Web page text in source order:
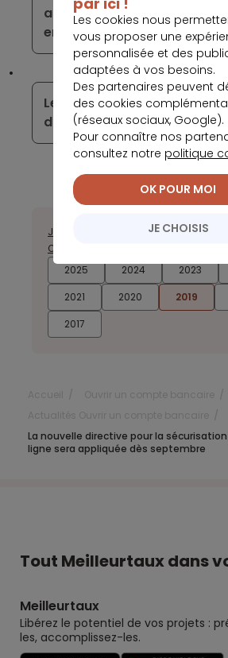
arnaques au paiement sans
en France
Les banques françaises se
distinguent par leurs offres
2025 2024 2023
2021
2020 2019
2017
Janvier AvrilMaiJuinJuillet
Octobre
La nouvelle directive pour la
ligne sera appliquée dès septembre
Tout Meilleurtaux dans
Meilleurtaux
Libérez le potentiel de vos projets :
les, accomplissez-les.
Les cookies nous
vous proposer une
personnalisée et des
adaptées à vos besoins.
Des partenaires peuvent
des cookies
(réseaux sociaux, Google).
Pour connaître nos
consultez notre politique
JE CHOISIS
OK POUR MOI